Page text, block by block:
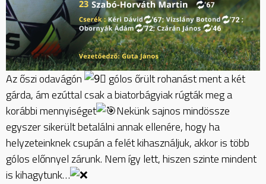
Az őszi odavágón
gólos őrült rohanást ment a két
gárda, ám ezúttal csak a biatorbágyiak rúgták meg a
korábbi mennyiséget
Nekünk sajnos mindössze
egyszer sikerült betalálni annak ellenére, hogy ha
helyzeteinknek csupán a felét kihasználjuk, akkor is több
gólos előnnyel zárunk. Nem így lett, hiszen szinte mindent
is kihagytunk…